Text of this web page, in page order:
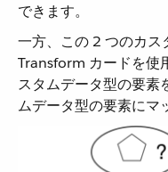
できます。
一方、この 2 つのカス
Transform カードを使
スタムデータ型の要素
ムデータ型の要素にマ